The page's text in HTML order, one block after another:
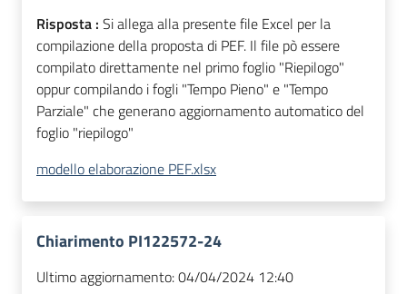
Risposta : Si allega alla presente file Excel per la
compilazione della proposta di PEF. Il file pò essere
compilato direttamente nel primo foglio "Riepilogo"
oppur compilando i fogli "Tempo Pieno" e "Tempo
Parziale" che generano aggiornamento automatico del
foglio "riepilogo"
modello elaborazione PEF.xlsx
Chiarimento PI122572-24
Ultimo aggiornamento:04/04/2024 12:40